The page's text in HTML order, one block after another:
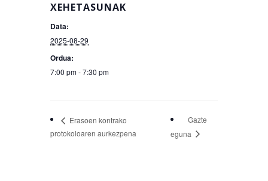
XEHETASUNAK
Data:
2025-08-29
Ordua:
7:00 pm - 7:30 pm
Erasoen kontrako
protokoloaren aurkezpena
Gazte
eguna